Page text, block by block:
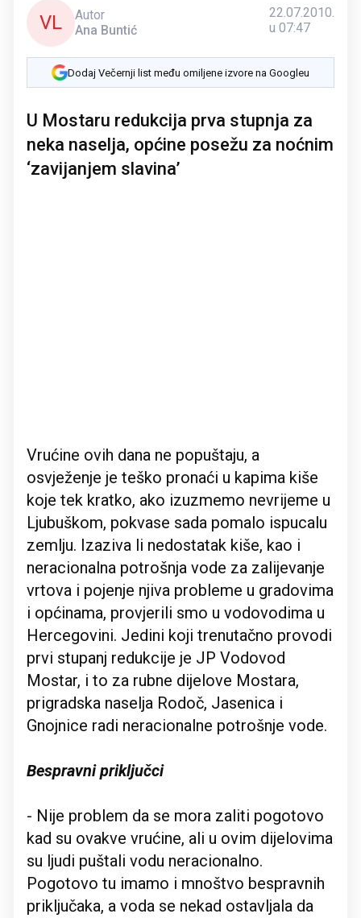
VL
Autor
Ana Buntić
22.07.2010.
u 07:47
Dodaj Večernji list među omiljene izvore na Googleu
U Mostaru redukcija prva stupnja za
neka naselja, općine posežu za noćnim
‘zavijanjem slavina’
Vrućine ovih dana ne popuštaju, a
osvježenje je teško pronaći u kapima kiše
koje tek kratko, ako izuzmemo nevrijeme u
Ljubuškom, pokvase sada pomalo ispucalu
zemlju. Izaziva li nedostatak kiše, kao i
neracionalna potrošnja vode za zalijevanje
vrtova i pojenje njiva probleme u gradovima
i općinama, provjerili smo u vodovodima u
Hercegovini. Jedini koji trenutačno provodi
prvi stupanj redukcije je JP Vodovod
Mostar, i to za rubne dijelove Mostara,
prigradska naselja Rodoč, Jasenica i
Gnojnice radi neracionalne potrošnje vode.
Bespravni priključci
- Nije problem da se mora zaliti pogotovo
kad su ovakve vrućine, ali u ovim dijelovima
su ljudi puštali vodu neracionalno.
Pogotovo tu imamo i mnoštvo bespravnih
priključaka, a voda se nekad ostavljala da